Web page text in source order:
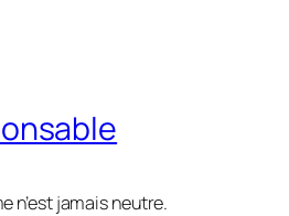
n’est jamais neutre.